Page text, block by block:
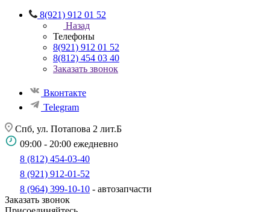
8(921) 912 01 52
Назад
Телефоны
8(921) 912 01 52
8(812) 454 03 40
Заказать звонок
Вконтакте
Telegram
Спб, ул. Потапова 2 лит.Б
09:00 - 20:00 ежедневно
8 (812) 454-03-40
8 (921) 912-01-52
8 (964) 399-10-10 - автозапчасти
Заказать звонок